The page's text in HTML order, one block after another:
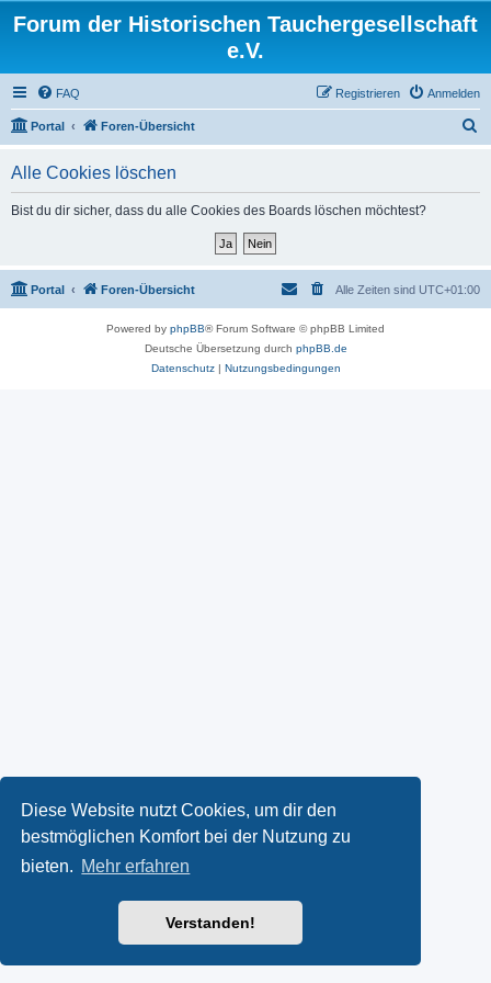
Diese Website nutzt Cookies, um dir den
bestmöglichen Komfort bei der Nutzung zu
bieten. Mehr erfahren
Verstanden!
Forum der Historischen Tauchergesellschaft
e.V.
FAQ Anmelden
Registrieren
Portal Foren-Übersicht
Alle Cookies löschen
Bist du dir sicher, dass du alle Cookies des Boards löschen möchtest?
Portal Foren-Übersicht Alle Zeiten sind UTC+01:00
Powered by phpBB® Forum Software © phpBB Limited
Deutsche Übersetzung durch phpBB.de
Datenschutz| Nutzungsbedingungen